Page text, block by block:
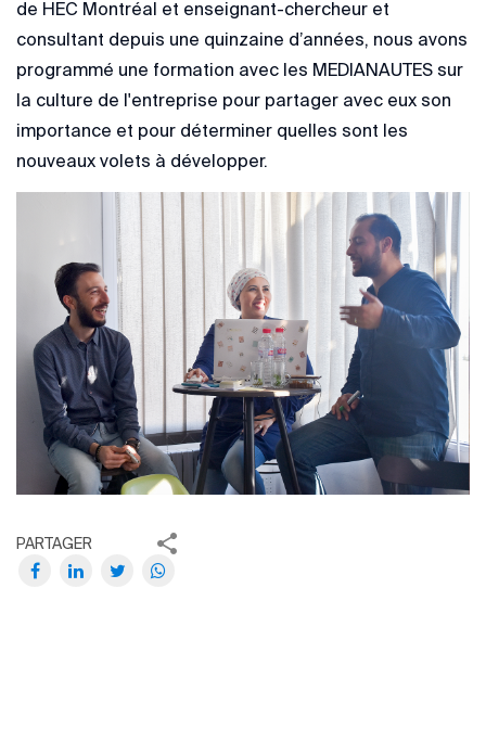
de HEC Montréal et enseignant-chercheur et
consultant depuis une quinzaine d’années, nous avons
programmé une formation avec les MEDIANAUTES sur
la culture de l'entreprise pour partager avec eux son
importance et pour déterminer quelles sont les
nouveaux volets à développer.
PARTAGER